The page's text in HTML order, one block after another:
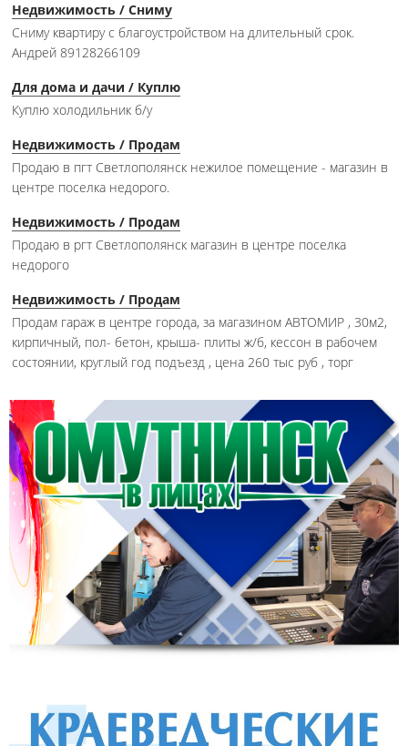
Недвижимость / Сниму
Сниму квартиру с благоустройством на длительный срок.
Андрей 89128266109
Для дома и дачи / Куплю
Куплю холодильник б/у
Недвижимость / Продам
Продаю в пгт Светлополянск нежилое помещение - магазин в
центре поселка недорого.
Недвижимость / Продам
Продаю в ргт Светлополянск магазин в центре поселка
недорого
Недвижимость / Продам
Продам гараж в центре города, за магазином АВТОМИР , 30м2,
кирпичный, пол- бетон, крыша- плиты ж/б, кессон в рабочем
состоянии, круглый год подъезд , цена 260 тыс руб , торг